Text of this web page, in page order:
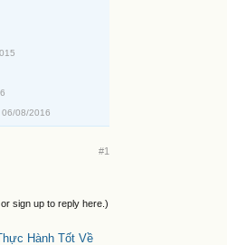
06/08/2016
#1
sign up to reply here.)
Hành Tốt Về